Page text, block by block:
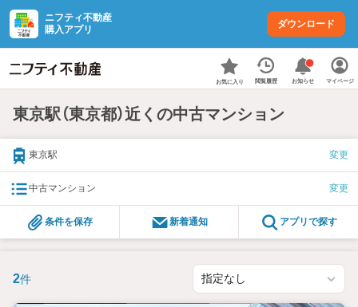
ニフティ不動産
購入アプリ
ダウンロード
お気に入り 閲覧履歴 お知らせ マイページ
東京駅（東京都）近くの中古マンション
東京駅 変更
中古マンション 変更
条件を保存 新着通知 アプリで探す
2件